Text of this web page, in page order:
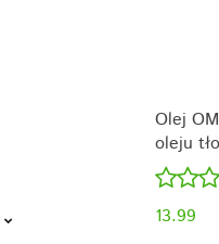
Olej
oleju
13.99